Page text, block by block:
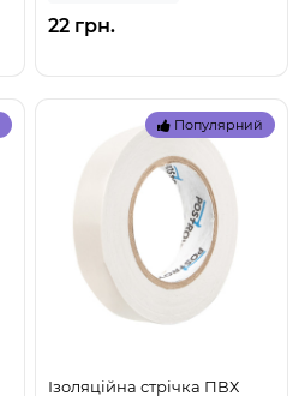
22 грн.
Популярний
Ізоляційна стрічка ПВХ